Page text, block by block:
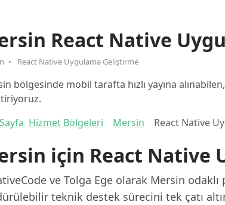
React Native
React Native Uygulama Geliştirme
bölgesinde mobil tarafta hızlı yayına
Hizmet Bölgeleri Mersin React Native
için React Native
ve Tolga Ege olarak Mersin
teknik destek sürecini tek çatı